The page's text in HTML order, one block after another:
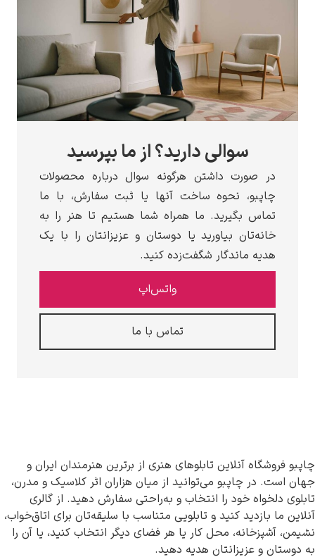
سوالی دارید؟ از ما بپرسید
در صورت داشتن هرگونه سوال درباره محصولات
چاپبو، نحوه ساخت آنها یا ثبت سفارش، با ما
تماس بگیرید. ما همراه شما هستیم تا هنر را به
خانه‌تان بیاورید یا دوستان و عزیزانتان را با یک
هدیه ماندگار شگفت‌زده کنید.
واتس‌اپ
تماس با ما
چاپبو فروشگاه آنلاین تابلوهای هنری از برترین هنرمندان ایران و
جهان است. در چاپبو می‌توانید از میان هزاران اثر کلاسیک و مدرن،
تابلوی دلخواه خود را انتخاب و به‌راحتی سفارش دهید. از گالری
آنلاین ما بازدید کنید و تابلویی متناسب با سلیقه‌تان برای اتاق‌خواب،
نشیمن، آشپزخانه، محل کار یا هر فضای دیگر انتخاب کنید، یا آن را
به دوستان و عزیزانتان هدیه دهید.